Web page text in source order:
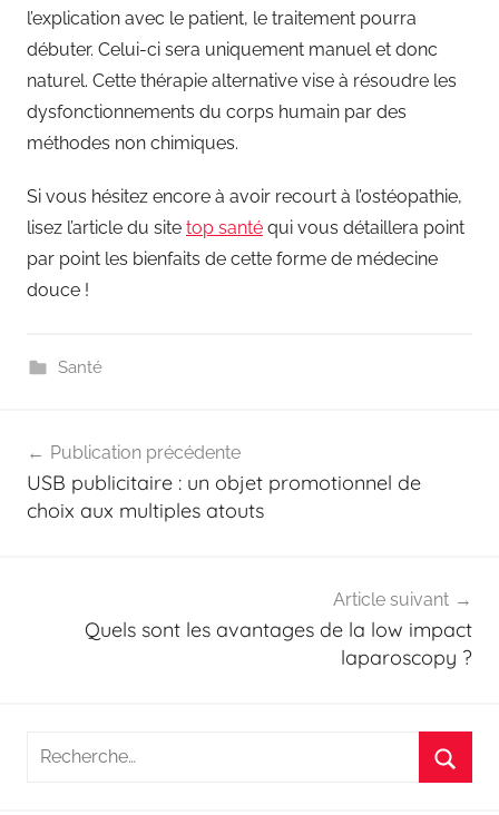
l’explication avec le patient, le traitement pourra
débuter. Celui-ci sera uniquement manuel et donc
naturel. Cette thérapie alternative vise à résoudre les
dysfonctionnements du corps humain par des
méthodes non chimiques.
Si vous hésitez encore à avoir recourt à l’ostéopathie,
lisez l’article du site top santé qui vous détaillera point
par point les bienfaits de cette forme de médecine
douce !
Santé
de
l’article
Publication précédente
USB publicitaire : un objet promotionnel de
choix aux multiples atouts
Article suivant
Quels sont les avantages de la low impact
laparoscopy ?
Recherche